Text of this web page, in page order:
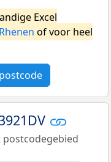
Excel
of voor heel
postcodegebied